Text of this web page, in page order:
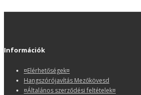
Információk
¤Elérhetőségek¤
Hangszórójavítás Mezőkövesd
¤Általános szerződési feltételek¤